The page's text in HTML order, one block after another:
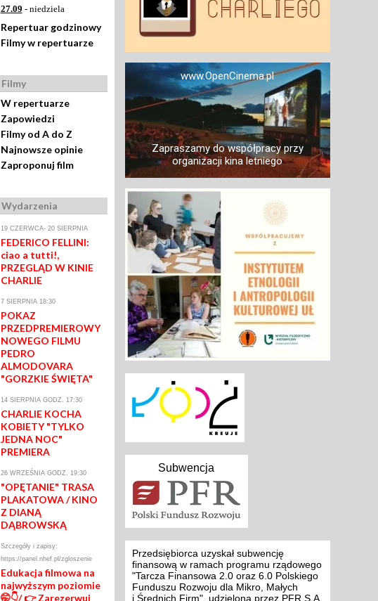
27.09 - niedziela
Repertuar godzinowy
Filmy w repertuarze
Filmy
W repertuarze
Zapowiedzi
Filmy od A do Z
Najnowsze opinie
Zaproponuj film
Wydarzenia
19 CZERWCA- 20 SIERPNIA
FEDERICO FELLINI:
ciao a tutti!,
PRZEGLĄD W KINIE
CHARLIE
7 SIERPNIA 18:30
POKAZ
PRZEDPREMIEROWY
NOWEGO FILMU
PEDRO
ALMODOVARA
"GORZKIE ŚWIĘTA"
14 SIERPNIA GODZ. 17:30
CHARLIE KOCHA
KOBIETY "TYLKO
JEDNA NOC"
PREMIERA
26 WRZEŚNIA GODZ. 19:30
"OPĘTANIE" TRASA
PLAKATOWA / KINO
Z DIANĄ
DĄBROWSKĄ
Szczegóły i zapisy:
https://panel.nhef.pl/zgloszenie
Edukacja filmowa na
najwyższym poziomie
🤭👇/ 👉 Zarezerwuj
www.OpenCinema.pl
Zapraszamy do współpracy przy
organizacji kina letniego
Subwencja
Przedsiębiorca uzyskał subwencję
finansową w ramach programu rządowego
"Tarcza Finansowa 2.0 oraz 6.0 Polskiego
Funduszu Rozwoju dla Mikro, Małych
i Średnich Firm", udzieloną przez PFR S.A.